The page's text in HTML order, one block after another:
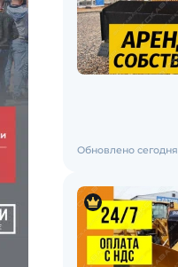
Обновлено сегодня